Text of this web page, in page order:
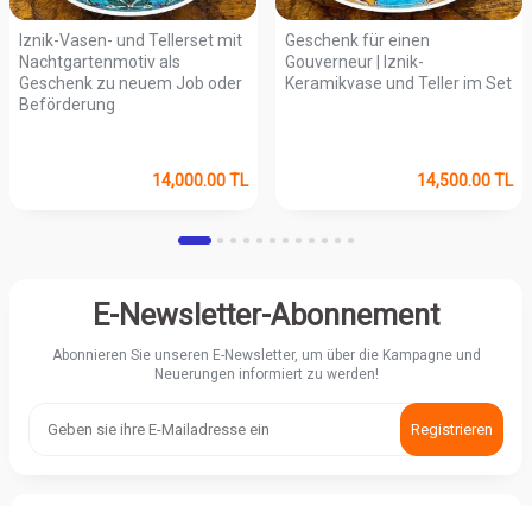
Iznik-Vasen- und Tellerset mit
Nachtgartenmotiv als
Geschenk zu neuem Job oder
Beförderung
14,000.00TL
Geschenk für einen
Gouverneur | Iznik-
Keramikvase und Teller im Set
14,500.00TL
E-Newsletter-Abonnement
Abonnieren Sie unseren E-Newsletter, um über die Kampagne und
Neuerungen informiert zu werden!
Registrieren